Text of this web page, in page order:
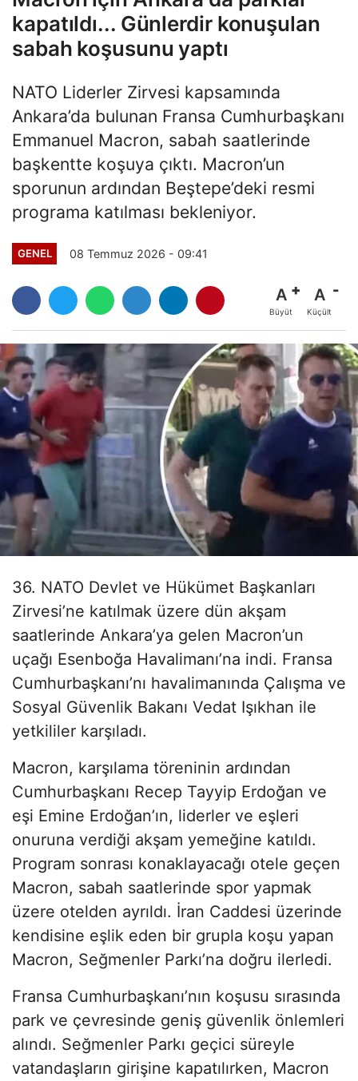
kapatıldı... Günlerdir konuşulan
sabah koşusunu yaptı
NATO Liderler Zirvesi kapsamında
Ankara’da bulunan Fransa Cumhurbaşkanı
Emmanuel Macron, sabah saatlerinde
başkentte koşuya çıktı. Macron’un
sporunun ardından Beştepe’deki resmi
programa katılması bekleniyor.
GENEL 08 Temmuz 2026 - 09:41
A
Büyüt
A
Küçült
36. NATO Devlet ve Hükümet Başkanları
Zirvesi’ne katılmak üzere dün akşam
saatlerinde Ankara’ya gelen Macron’un
uçağı Esenboğa Havalimanı’na indi. Fransa
Cumhurbaşkanı’nı havalimanında Çalışma ve
Sosyal Güvenlik Bakanı Vedat Işıkhan ile
yetkililer karşıladı.
Macron, karşılama töreninin ardından
Cumhurbaşkanı Recep Tayyip Erdoğan ve
eşi Emine Erdoğan’ın, liderler ve eşleri
onuruna verdiği akşam yemeğine katıldı.
Program sonrası konaklayacağı otele geçen
Macron, sabah saatlerinde spor yapmak
üzere otelden ayrıldı. İran Caddesi üzerinde
kendisine eşlik eden bir grupla koşu yapan
Macron, Seğmenler Parkı’na doğru ilerledi.
Fransa Cumhurbaşkanı’nın koşusu sırasında
park ve çevresinde geniş güvenlik önlemleri
alındı. Seğmenler Parkı geçici süreyle
vatandaşların girişine kapatılırken, Macron